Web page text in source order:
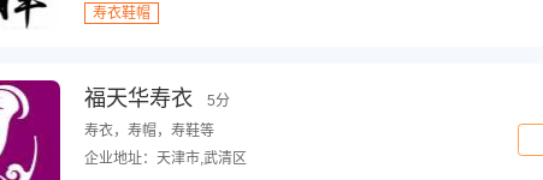
寿衣鞋帽
福天华寿衣
5分
寿衣，寿帽，寿鞋等
企业地址：天津市,武清区